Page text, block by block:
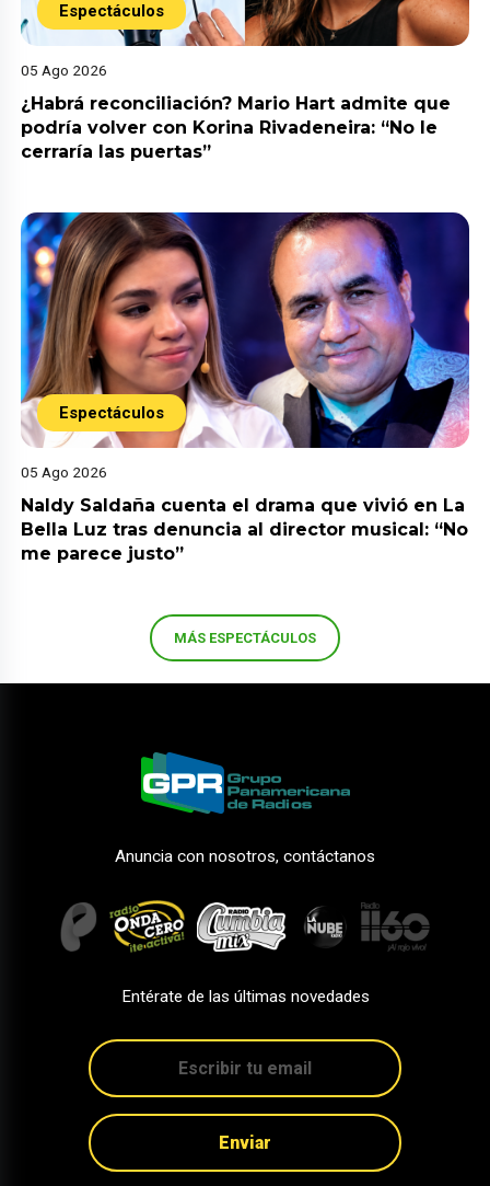
Espectáculos
05 Ago 2026
¿Habrá reconciliación? Mario Hart admite que
podría volver con Korina Rivadeneira: “No le
cerraría las puertas”
Espectáculos
05 Ago 2026
Naldy Saldaña cuenta el drama que vivió en La
Bella Luz tras denuncia al director musical: “No
me parece justo”
MÁS ESPECTÁCULOS
Anuncia con nosotros, contáctanos
Entérate de las últimas novedades
Enviar